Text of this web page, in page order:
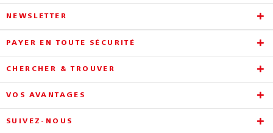
NEWSLETTER
PAYER EN TOUTE SÉCURITÉ
CHERCHER & TROUVER
VOS AVANTAGES
SUIVEZ-NOUS